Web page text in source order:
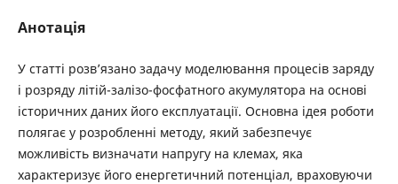
Анотація
У статті розв’язано задачу моделювання процесів заряду
і розряду літій-залізо-фосфатного акумулятора на основі
історичних даних його експлуатації. Основна ідея роботи
полягає у розробленні методу, який забезпечує
можливість визначати напругу на клемах, яка
характеризує його енергетичний потенціал, враховуючи